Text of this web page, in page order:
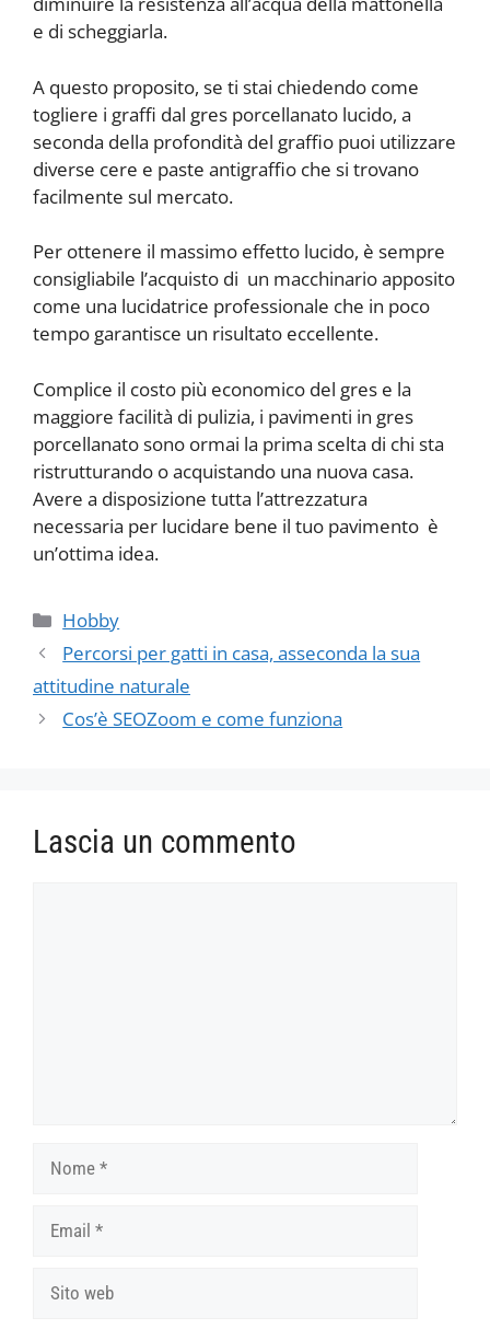
e di scheggiarla.
A questo proposito, se ti stai chiedendo come
togliere i graffi dal gres porcellanato lucido, a
seconda della profondità del graffio puoi utilizzare
diverse cere e paste antigraffio che si trovano
facilmente sul mercato.
Per ottenere il massimo effetto lucido, è sempre
consigliabile l’acquisto di un macchinario apposito
come una lucidatrice professionale che in poco
tempo garantisce un risultato eccellente.
Complice il costo più economico del gres e la
maggiore facilità di pulizia, i pavimenti in gres
porcellanato sono ormai la prima scelta di chi sta
ristrutturando o acquistando una nuova casa.
Avere a disposizione tutta l’attrezzatura
necessaria per lucidare bene il tuo pavimento è
un’ottima idea.
Categorie
Hobby
Percorsi per gatti in casa, asseconda la sua
attitudine naturale
Cos’è SEOZoom e come funziona
Lascia un commento
Nome
Email
Sito
web